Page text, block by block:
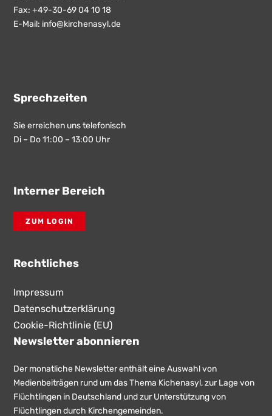
Fax: +49-30-69 04 10 18
E-Mail: info@kirchenasyl.de
Sprechzeiten
Sie erreichen uns telefonisch
Di – Do 11:00 – 13:00 Uhr
Interner Bereich
ZUM LOGIN
Rechtliches
Impressum
Datenschutzerklärung
Cookie-Richtlinie (EU)
Newsletter abonnieren
Der monatliche Newsletter enthält eine Auswahl von
Medienbeiträgen rund um das Thema Kichenasyl, zur Lage von
Flüchtlingen in Deutschland und zur Unterstützung von
Flüchtlingen durch Kirchengemeinden.